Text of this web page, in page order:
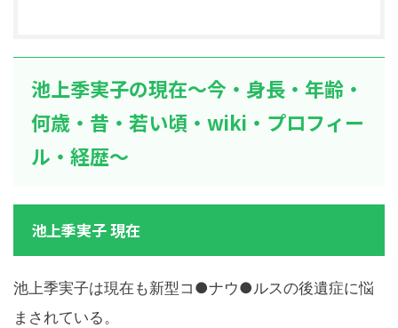
池上季実子の現在～今・身長・年齢・
何歳・昔・若い頃・wiki・プロフィー
ル・経歴～
池上季実子 現在
池上季実子は現在も新型コ●ナウ●ルスの後遺症に悩
まされている。